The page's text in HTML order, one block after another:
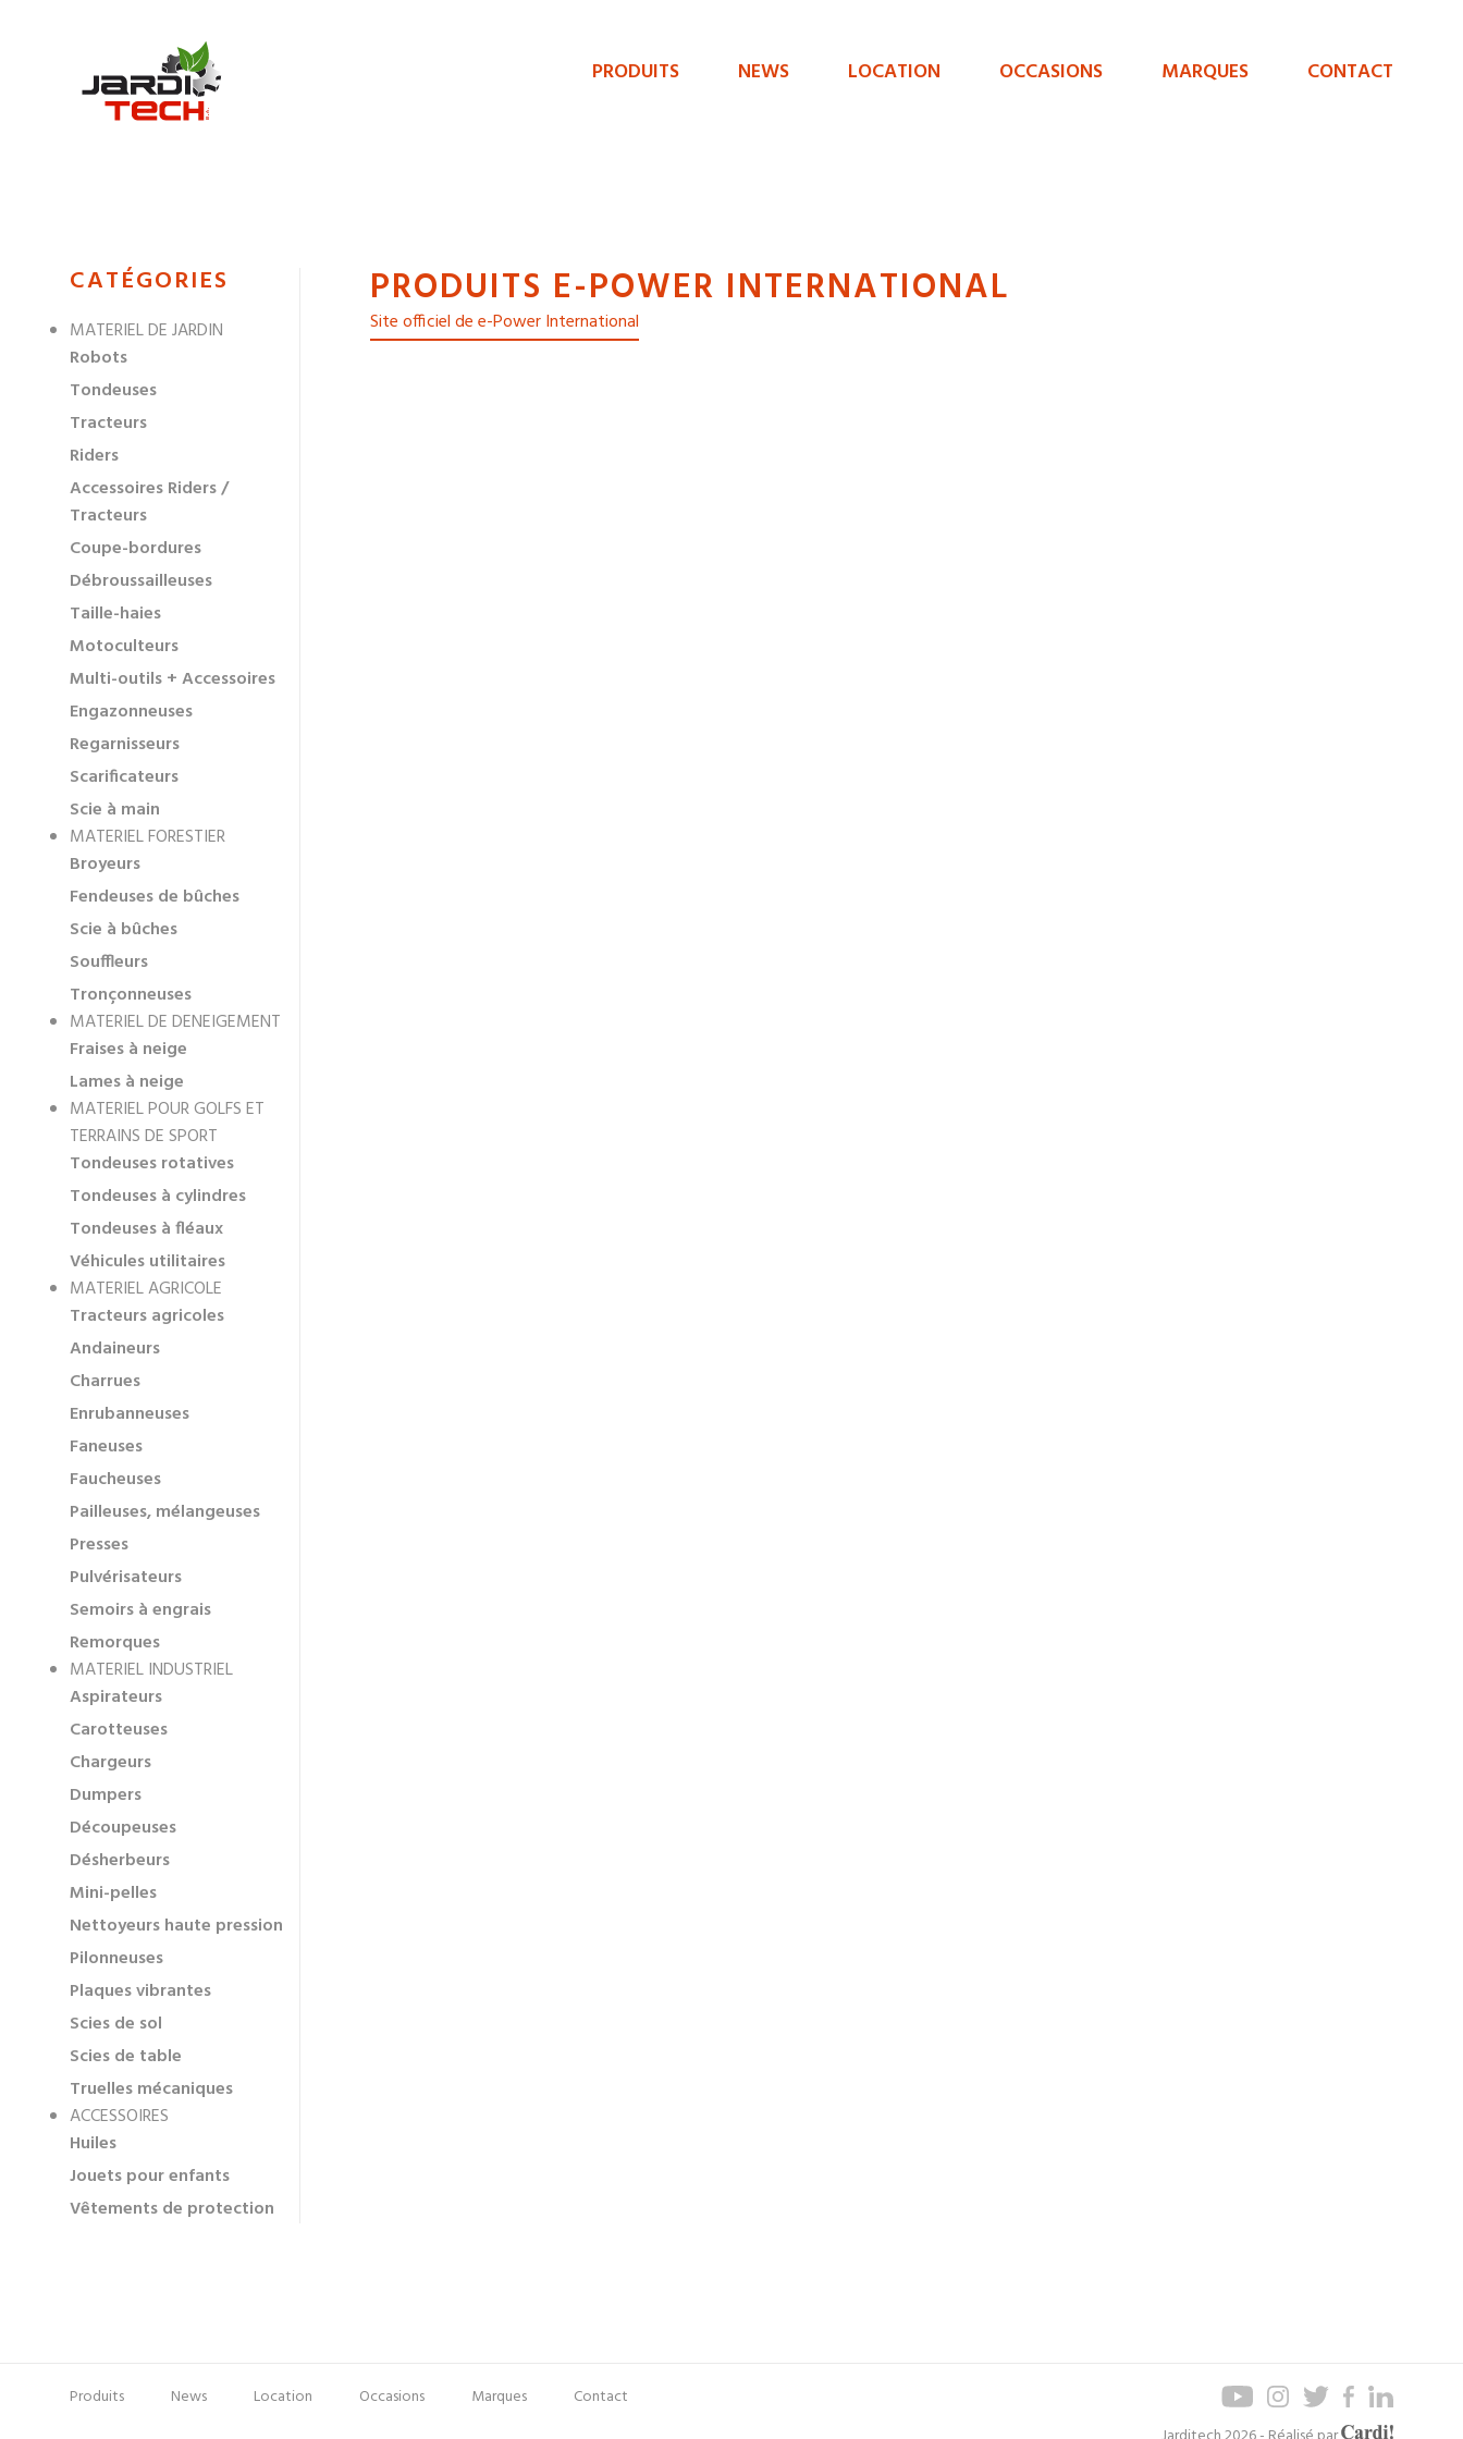
Jarditech
Menu
PRODUITS NEWS LOCATION OCCASIONS MARQUES CONTACT
MENU
NAVIGATION
DES
CATÉGORIES
MATERIEL DE JARDIN
Robots
Tondeuses
Tracteurs
Riders
Accessoires Riders /
Tracteurs
Coupe-bordures
Débroussailleuses
Taille-haies
Motoculteurs
Multi-outils + Accessoires
Engazonneuses
Regarnisseurs
Scarificateurs
Scie à main
MATERIEL FORESTIER
Broyeurs
Fendeuses de bûches
Scie à bûches
Souffleurs
Tronçonneuses
MATERIEL DE DENEIGEMENT
Fraises à neige
Lames à neige
MATERIEL POUR GOLFS ET
TERRAINS DE SPORT
Tondeuses rotatives
Tondeuses à cylindres
Tondeuses à fléaux
Véhicules utilitaires
MATERIEL AGRICOLE
Tracteurs agricoles
Andaineurs
Charrues
Enrubanneuses
Faneuses
Faucheuses
Pailleuses, mélangeuses
Presses
Pulvérisateurs
Semoirs à engrais
Remorques
MATERIEL INDUSTRIEL
Aspirateurs
Carotteuses
Chargeurs
Dumpers
Découpeuses
Désherbeurs
Mini-pelles
Nettoyeurs haute pression
Pilonneuses
Plaques vibrantes
Scies de sol
Scies de table
Truelles mécaniques
ACCESSOIRES
Huiles
Jouets pour enfants
Vêtements de protection
PRODUITS E-POWER INTERNATIONAL
Site officiel de e-Power International
Pied
Menu
Produits News Location Occasions Marques
Contact